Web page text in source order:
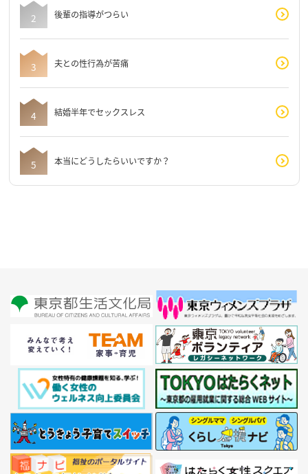
後輩の指導がつらい
夫との性行為が苦痛
結婚半年でセックスレス
本当にどうしたらいいですか？